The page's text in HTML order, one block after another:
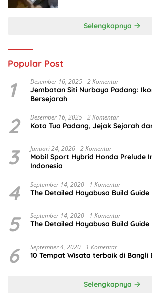
Selengkapnya
Popular Post
1 Desember 16, 2025 2 Komentar
Jembatan Siti Nurbaya Padang:
Bersejarah
2 Desember 16, 2025 2 Komentar
Kota Tua Padang, Jejak Sejarah
3 Januari 24, 2026 2 Komentar
Mobil Sport Hybrid Honda Prelude
Indonesia
4 September 14, 2020 1 Komentar
The Detailed Hayabusa Build Guide
5 September 14, 2020 1 Komentar
The Detailed Hayabusa Build Guide
6 September 4, 2020 1 Komentar
10 Tempat Wisata terbaik di Bangli
Selengkapnya